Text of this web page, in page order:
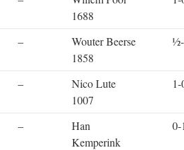
1688
–
Wouter Beerse
1858
–
Nico Lute
1007
–
Han
Kemperink
0-